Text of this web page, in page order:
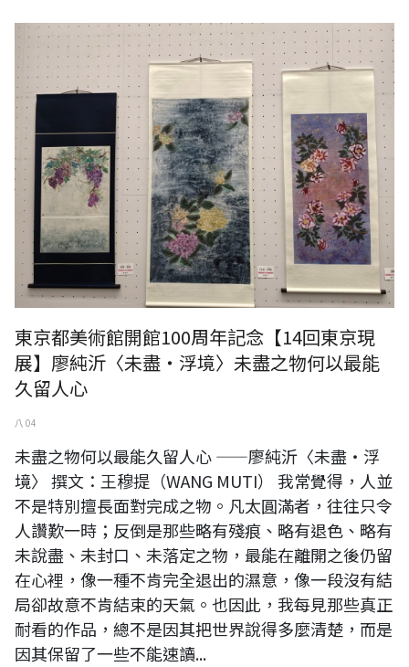
東京都美術館開館100周年記念【14回東京現
展】廖純沂〈未盡・浮境〉未盡之物何以最能
久留人心
八 04
未盡之物何以最能久留人心 ——廖純沂〈未盡・浮
境〉 撰文：王穆提（WANG MUTI） 我常覺得，人並
不是特別擅長面對完成之物。凡太圓滿者，往往只令
人讚歎一時；反倒是那些略有殘痕、略有退色、略有
未說盡、未封口、未落定之物，最能在離開之後仍留
在心裡，像一種不肯完全退出的濕意，像一段沒有結
局卻故意不肯結束的天氣。也因此，我每見那些真正
耐看的作品，總不是因其把世界說得多麼清楚，而是
因其保留了一些不能速讀...